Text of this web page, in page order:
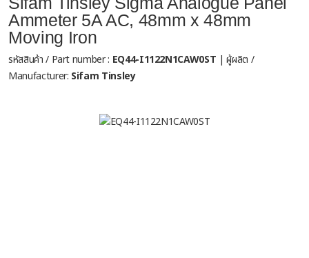
Ammeter 5A AC, 48mm x 48mm
Moving Iron
รหัสสินค้า / Part number : EQ44-I1122N1CAW0ST | ผู้ผลิต /
Manufacturer: Sifam Tinsley